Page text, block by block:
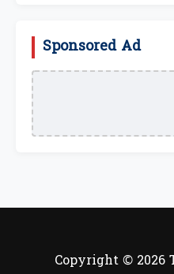
Sponsored Ad
Copyright © 2026